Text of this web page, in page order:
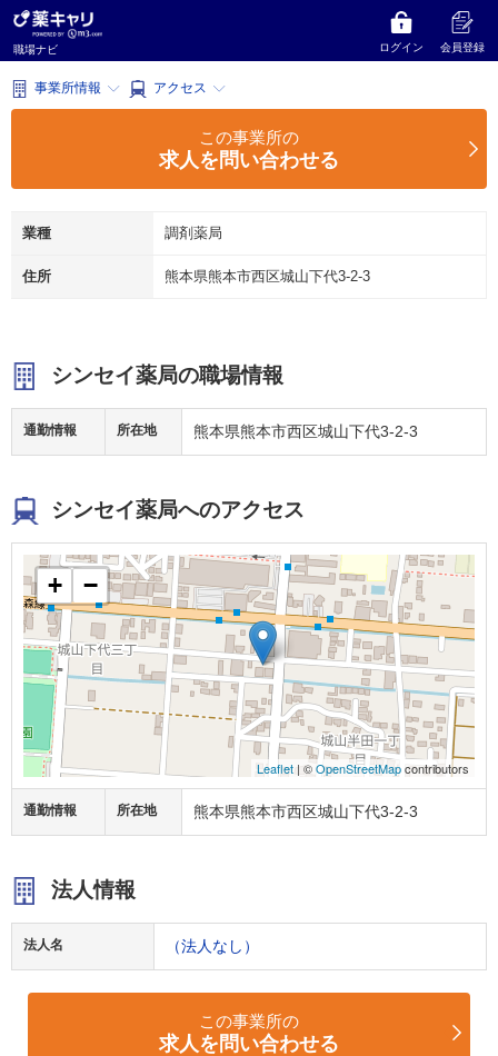
職場ナビ ログイン 会員登録
薬キャリ 職場ナビ シンセイ薬局
シンセイ薬局
事業所情報 アクセス
この事業所の
求人を問い合わせる
業種 調剤薬局
住所 熊本県熊本市西区城山下代3-2-3
シンセイ薬局の職場情報
通勤情報 所在地 熊本県熊本市西区城山下代3-2-3
シンセイ薬局へのアクセス
+ −
Leaflet | ©OpenStreetMapcontributors
通勤情報 所在地 熊本県熊本市西区城山下代3-2-3
法人情報
法人名 （法人なし）
この事業所の
求人を問い合わせる